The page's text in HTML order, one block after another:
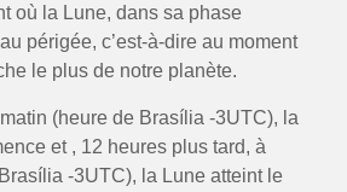
où la Lune, dans sa phase
périgée, c’est-à-dire au moment
le plus de notre planète.
(heure de Brasília -3UTC), la
et , 12 heures plus tard, à
-3UTC), la Lune atteint le